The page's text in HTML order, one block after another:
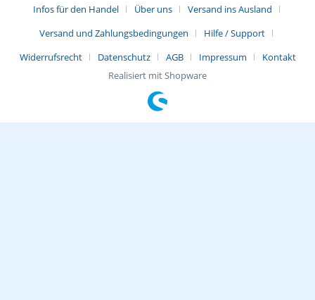
Infos für den Handel
Über uns
Versand ins Ausland
Versand und Zahlungsbedingungen
Hilfe / Support
Widerrufsrecht
Datenschutz AGB Impressum
Kontakt
Realisiert mit Shopware